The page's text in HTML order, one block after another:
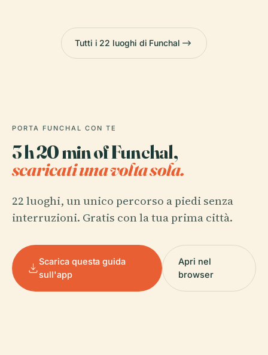
Tutti i 22 luoghi di Funchal
PORTA FUNCHAL CON TE
3 h 20 min of Funchal,
scaricati una volta sola.
22 luoghi, un unico percorso a piedi senza
interruzioni. Gratis con la tua prima città.
Scarica questa guida
sull'app
Apri nel
browser